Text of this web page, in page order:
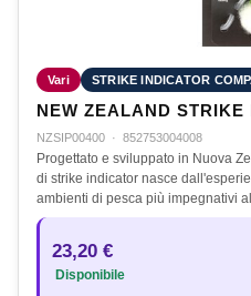
Vari STRIKE INDICATOR
NEW ZEALAND STRIKE
NZSIP00400 · 852753004008
Progettato e sviluppato in Nuova
di strike indicator nasce
ambienti di pesca più impegnativi
23,20 €
Disponibile